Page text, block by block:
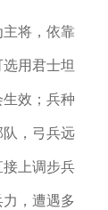
将，依靠
用君士坦
效；兵种
，弓兵远
上调步兵
，遭遇多